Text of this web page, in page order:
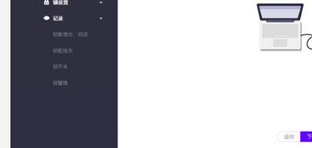
部门管理
组织管理结构化
将钥匙放在发卡器上，